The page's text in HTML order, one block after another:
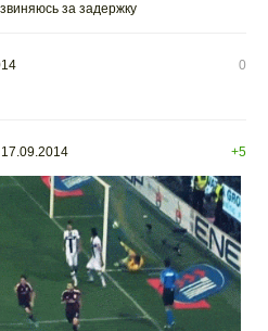
за задержку
0
+5